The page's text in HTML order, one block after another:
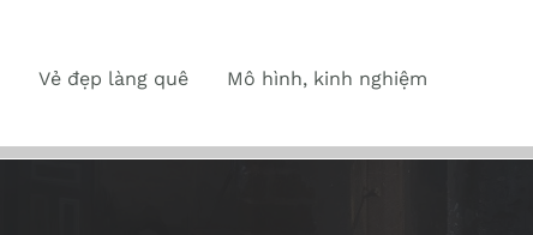
Vẻ đẹp làng quê Mô hình, kinh nghiệm